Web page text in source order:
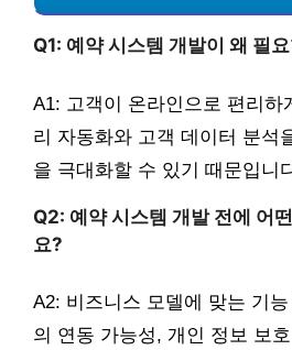
Q1: 예약 시스템 개발이 왜 필
A1: 고객이 온라인으로 편리하
리 자동화와 고객 데이터 분석
을 극대화할 수 있기 때문입니
Q2: 예약 시스템 개발 전에 어
요?
A2: 비즈니스 모델에 맞는 기
의 연동 가능성, 개인 정보 보